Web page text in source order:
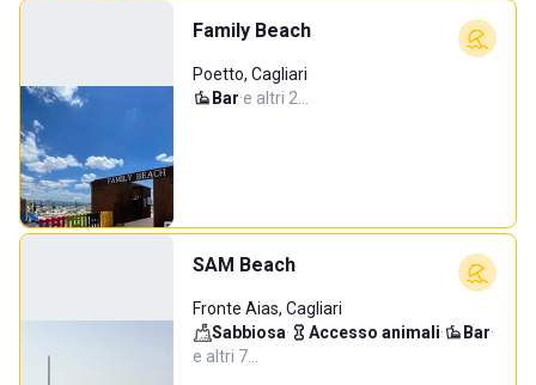
Family Beach
Poetto, Cagliari
Bar·e altri 2…
SAM Beach
Fronte Aias, Cagliari
Sabbiosa· Accesso animali· Bar·
e altri 7…